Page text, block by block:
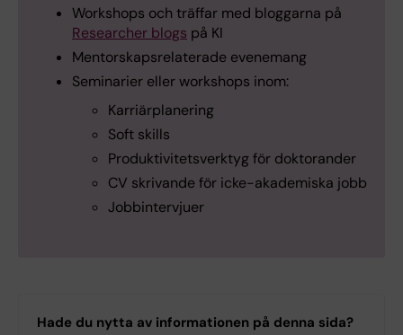
Workshops och träffar med bloggarna på
Researcher blogs på KI
Mentorskapsrelaterade evenemang
Seminarier eller workshops inom:
Karriärplanering
Soft skills
Produktivitetsverktyg för doktorander
CV skrivande för icke-akademiska jobb
Jobbintervjuer
Hade du nytta av informationen på denna sida?